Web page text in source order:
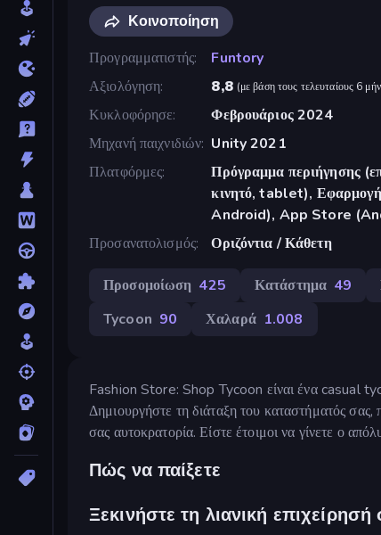
Κοινοποίηση
Προγραμματιστής
Funtory
Αξιολόγηση
8,8 (με βάση τους τελευταίους 6
Κυκλοφόρησε
Φεβρουάριος 2024
Μηχανή παιχνιδιών Unity 2021
Πλατφόρμες
Πρόγραμμα περιήγησης
κινητό, tablet),
Android), App Store
Προσανατολισμός
Οριζόντια / Κάθετη
Προσομοίωση 425 Κατάστημα 49
Tycoon 90 Χαλαρά 1.008
Fashion Store: Shop Tycoon είναι ένα casual
Δημιουργήστε τη διάταξη του καταστήματός σας,
σας αυτοκρατορία. Είστε έτοιμοι να γίνετε ο
Πώς να παίξετε
Ξεκινήστε τη λιανική επιχείρησή